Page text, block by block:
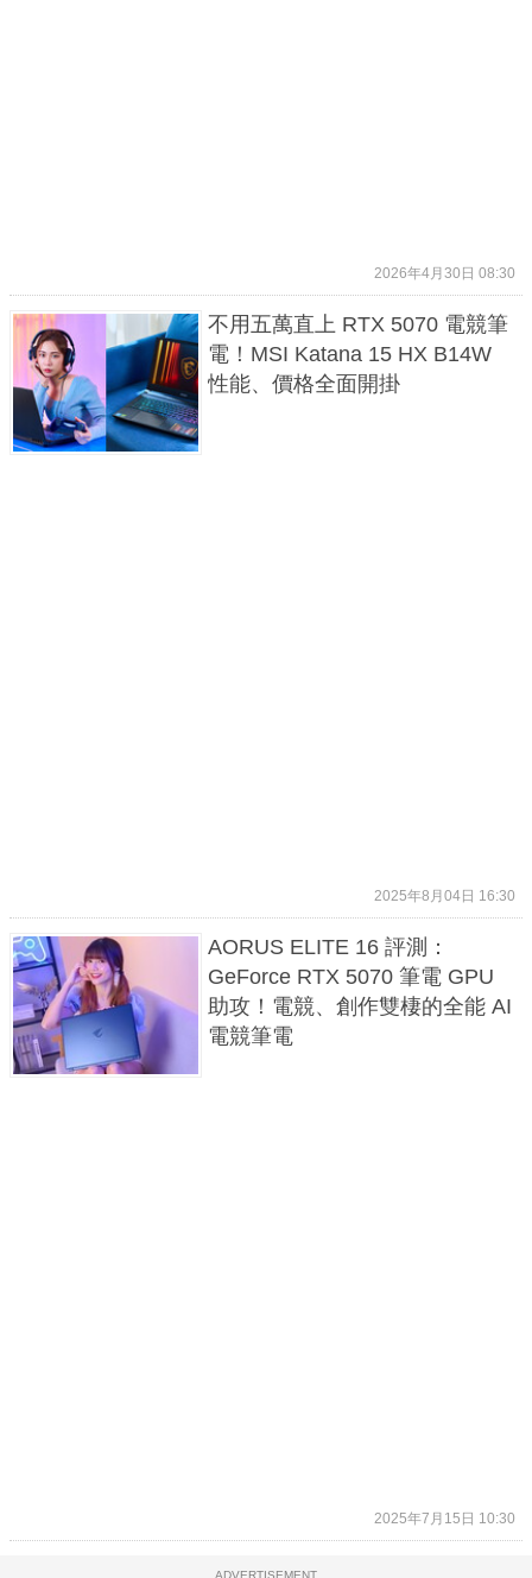
2026年4月30日 08:30
不用五萬直上 RTX 5070 電競筆
電！MSI Katana 15 HX B14W
性能、價格全面開掛
2025年8月04日 16:30
AORUS ELITE 16 評測：
GeForce RTX 5070 筆電 GPU
助攻！電競、創作雙棲的全能 AI
電競筆電
2025年7月15日 10:30
ADVERTISEMENT